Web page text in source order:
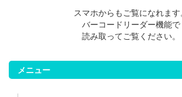
スマホからもご覧になれます。
バーコードリーダー機能で
読み取ってご覧ください。
メニュー